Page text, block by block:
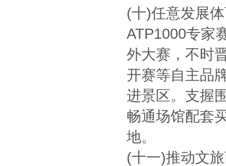
(十)任意发展
ATP1000专家
外大赛，不时
开赛等自主品
进景区。支握
畅通场馆配套
地。
(十一)推动文